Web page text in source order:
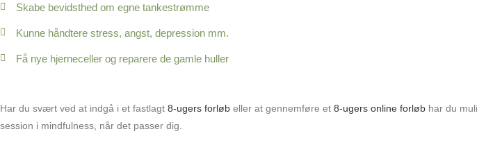
Skabe bevidsthed om egne tankestrømme
Kunne håndtere stress, angst, depression mm.
Få nye hjerneceller og reparere de gamle huller
Har du svært ved at indgå i et fastlagt 8-ugers forløb eller at gennemføre et 8-ugers online forløb har du
session i mindfulness, når det passer dig.